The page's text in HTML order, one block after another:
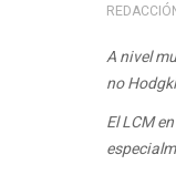
A nivel
no
El LCM